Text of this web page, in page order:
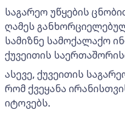
საგარეო უწყების
ღამეს
სამიზნე სამოქალაქო
ქუვეითის
ასევე, ქუვეითის
რომ ქვეყანა
იტოვებს.